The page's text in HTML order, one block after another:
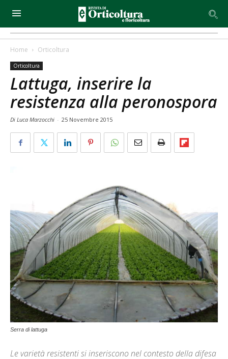
Home Orticoltura
Orticoltura
Lattuga, inserire la
resistenza alla peronospora
Di Luca Marzocchi - 25 Novembre 2015
Serra di lattuga
Le varietà resistenti si inseriscono nel contesto della difesa